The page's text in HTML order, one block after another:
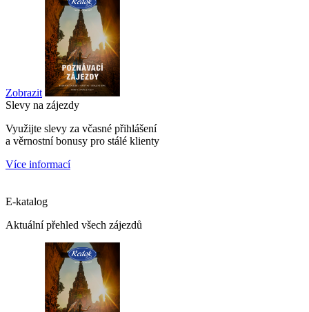
Zobrazit
Slevy na zájezdy
Využijte slevy za včasné přihlášení
a věrnostní bonusy pro stálé klienty
Více informací
E-katalog
Aktuální přehled všech zájezdů